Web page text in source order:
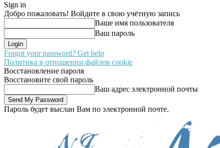
Sign in
Добро пожаловать! Войдите в свою учётную запись
Ваше имя пользователя
Ваш пароль
Forgot your password? Get help
Политика в отношении файлов cookie
Восстановление пароля
Восстановите свой пароль
Ваш адрес электронной почты
Пароль будет выслан Вам по электронной почте.